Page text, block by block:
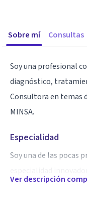
Sobre mí Consultas
Soy una profesional
diagnóstico,
Consultora en temas
MINSA.
Especialidad
Soy una de las pocas
la Mente; así cómo
Ver descripción